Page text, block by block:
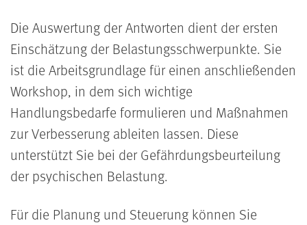
Die Auswertung der Antworten dient der ersten
Einschätzung der Belastungsschwerpunkte. Sie
ist die Arbeitsgrundlage für einen anschließenden
Workshop, in dem sich wichtige
Handlungsbedarfe formulieren und Maßnahmen
zur Verbesserung ableiten lassen. Diese
unterstützt Sie bei der Gefährdungsbeurteilung
der psychischen Belastung.
Für die Planung und Steuerung können Sie